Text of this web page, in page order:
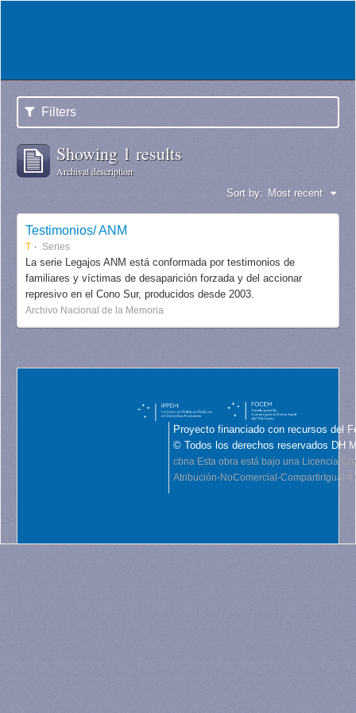
Filters
Showing 1 results
Archival description
Sort by: Most recent
Testimonios/ ANM
T Series
La serie Legajos ANM está conformada por testimonios de
familiares y víctimas de desaparición forzada y del accionar
represivo en el Cono Sur, producidos desde 2003.
Archivo Nacional de la Memoria
Proyecto financiado con recursos del
© Todos los derechos reservados DH
cbna Esta obra está bajo una Licencia
Atribución-NoComercial-CompartirIgual